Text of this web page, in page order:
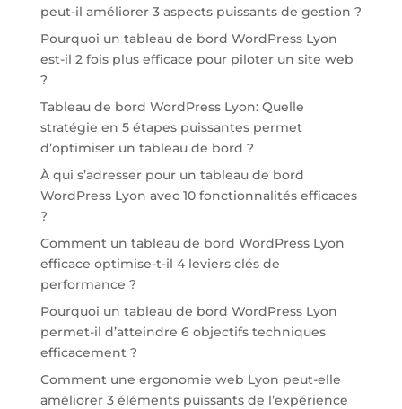
peut-il améliorer 3 aspects puissants de gestion ?
Pourquoi un tableau de bord WordPress Lyon
est-il 2 fois plus efficace pour piloter un site web
?
Tableau de bord WordPress Lyon: Quelle
stratégie en 5 étapes puissantes permet
d’optimiser un tableau de bord ?
À qui s’adresser pour un tableau de bord
WordPress Lyon avec 10 fonctionnalités efficaces
?
Comment un tableau de bord WordPress Lyon
efficace optimise-t-il 4 leviers clés de
performance ?
Pourquoi un tableau de bord WordPress Lyon
permet-il d’atteindre 6 objectifs techniques
efficacement ?
Comment une ergonomie web Lyon peut-elle
améliorer 3 éléments puissants de l’expérience